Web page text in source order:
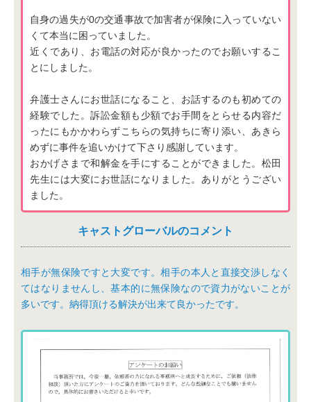
自身の過失が0の交通事故で加害者が保険に入っていない
くて本当に困っていました。
近くであり、お電話の対応が良かったのでお願いするこ
とにしました。
弁護士さんにお世話になること、お話するのも初めての
経験でした。訴訟金額も少額でお手間をとらせる内容だ
ったにもかかわらずこちらの気持ちに寄り添い、あきら
めずに事件を追いかけて下さり感謝しています。
おかげさまで和解金を手にすることができました。松田
先生には大変にお世話になりました。ありがとうござい
ました。
キャストグローバルのコメント
相手が無保険ですと大変です。相手の本人と直接交渉しなく
てはなりませんし、基本的に無保険なので資力がないことが
多いです。納得頂ける解決が出来て良かったです。